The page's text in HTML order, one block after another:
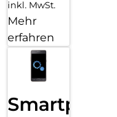
inkl. MwSt.
Mehr
erfahren
Smartphone